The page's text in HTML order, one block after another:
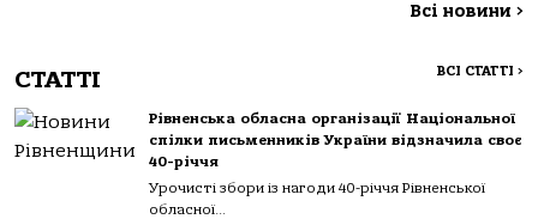
Всі новини >
СТАТТІ ВСІ СТАТТІ >
Рівненська обласна організації Національної
спілки письменників України відзначила своє
40-річчя
Урочисті збори із нагоди 40-річчя Рівненської
обласної...